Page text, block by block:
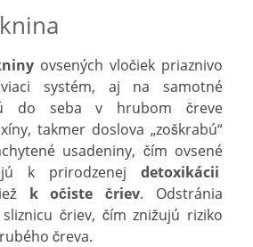
ovsených vločiek priaznivo
systém, aj na samotné
do seba v hrubom čreve
takmer doslova „zoškrabú“
usadeniny, čím ovsené
k prirodzenej detoxikácii
k očiste čriev. Odstránia
čriev, čím znižujú riziko
čreva.